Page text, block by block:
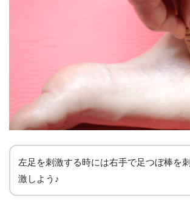
左足を刺激する時には右手で足つぼ棒を刺
激しよう♪